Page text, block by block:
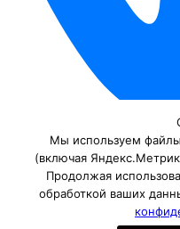
Мы используем
(включая
Продолжая
обработкой ваших